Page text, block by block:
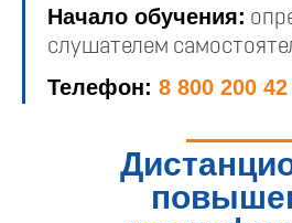
Начало обучения:
слушателем
Телефон: 8 800 200